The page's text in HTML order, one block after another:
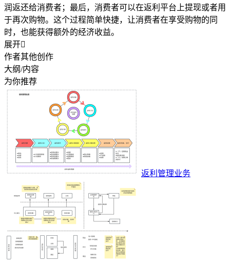
润返还给消费者；最后，消费者可以在返利平台上提现或者用
于再次购物。这个过程简单快捷，让消费者在享受购物的同
时，也能获得额外的经济收益。
展开
作者其他创作
大纲/内容
为你推荐
返利管理业务